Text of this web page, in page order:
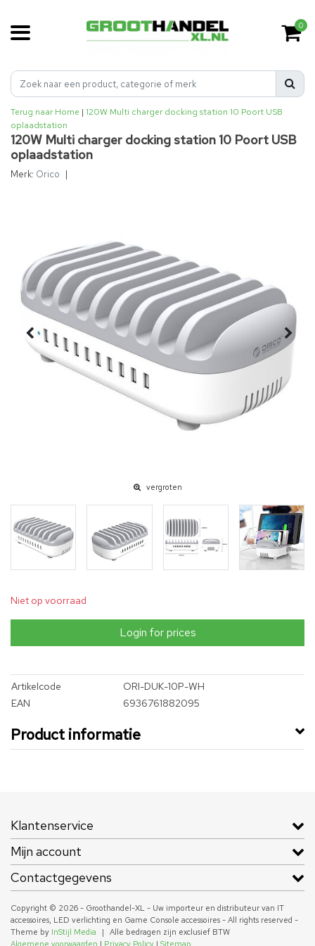
0
Terug naar Home | 120W Multi charger docking station 10 Poort USB
oplaadstation
120W Multi charger docking station 10 Poort USB
oplaadstation
Merk: Orico |
vergroten
Niet op voorraad
Login for prices
Artikelcode
ORI-DUK-10P-WH
EAN
6936761882095
Product informatie
Klantenservice
Mijn account
Contactgegevens
Copyright © 2026 - Groothandel-XL - Uw importeur en distributeur van IT
accessoires, LED verlichting en Game Console accessoires - All rights reserved -
Theme by InStijl Media |
Alle bedragen zijn exclusief BTW